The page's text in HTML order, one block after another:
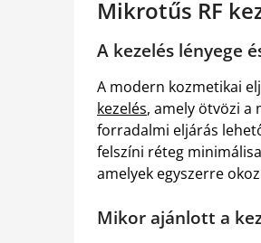
Mikrotűs RF
A kezelés lényege
A modern kozmetikai
kezelés, amely ötvözi a
forradalmi eljárás
felszíni réteg
amelyek egyszerre
Mikor ajánlott a